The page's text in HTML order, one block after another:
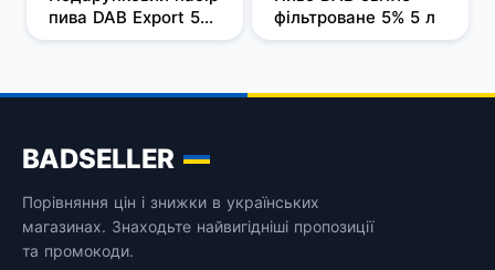
пива DAB Export 5%
0.5 л x 1 шт + DAB
Light 4% 0.5 л х 1 шт
фільтроване 5% 5 л
BADSELLER
Порівняння цін і знижки в українських
магазинах. Знаходьте найвигідніші пропозиції
та промокоди.